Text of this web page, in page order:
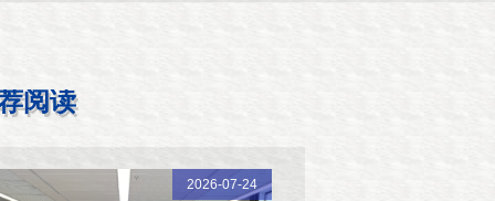
阅读
2026-07-24